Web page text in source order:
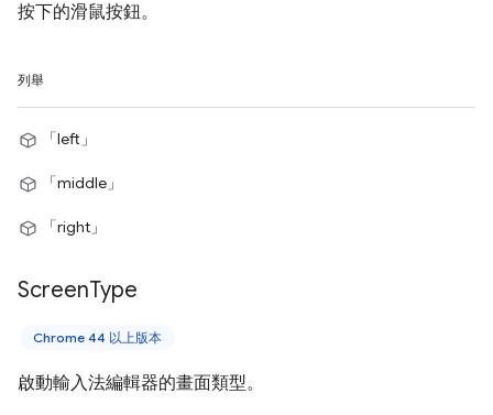
按下的滑鼠按鈕。
列舉
「left」
「middle」
「right」
ScreenType
Chrome 44 以上版本
啟動輸入法編輯器的畫面類型。